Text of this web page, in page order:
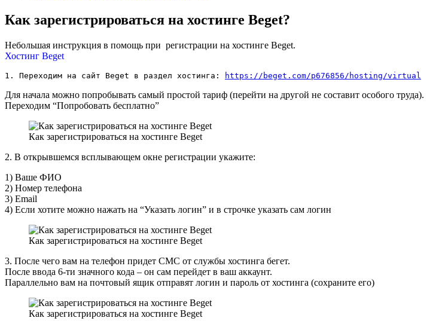
Как зарегистрироваться на хостинге Beget?
Небольшая инструкция в помощь при регистрации на хостинге Beget.
Хостинг Beget
1. Переходим на сайт Beget в раздел хостинга: https://beget.com/p676856/hosting/virtual
Для начала можно попробывать самый простой тариф (перейти на другой не составит особого труда).
Переходим “Попробовать бесплатно”
Как зарегистрироваться на хостинге Beget
2. В открывшемся всплывающем окне регистрации укажите:
1) Ваше ФИО
2) Номер телефона
3) Email
4) Если хотите можно нажать на “Указать логин” и в строчке указать сам логин
Как зарегистрироваться на хостинге Beget
3. После чего вам на телефон придет СМС от службы хостинга бегет.
После ввода 6-ти значного кода – он сам перейдет в ваш аккаунт.
Параллельно вам на почтовый ящик отправят логин и пароль от хостинга (сохраните его)
Как зарегистрироваться на хостинге Beget